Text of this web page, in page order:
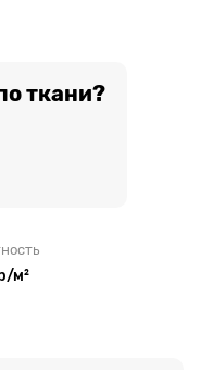
ткани?
м²